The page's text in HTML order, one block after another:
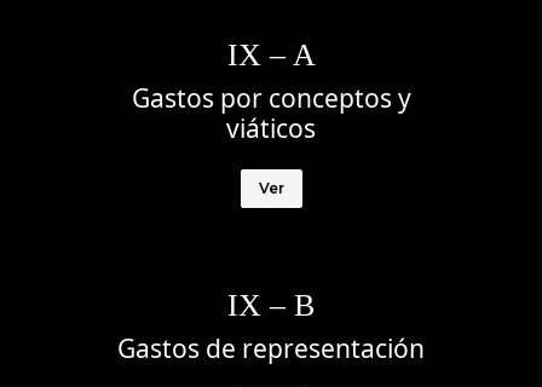
IX – A
Gastos por conceptos y
viáticos
Ver
IX – B
Gastos de representación